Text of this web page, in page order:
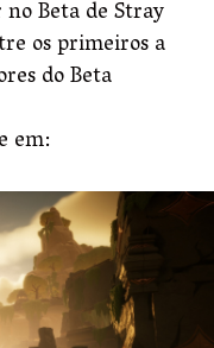
Beta de Stray
os primeiros a
do Beta
em: